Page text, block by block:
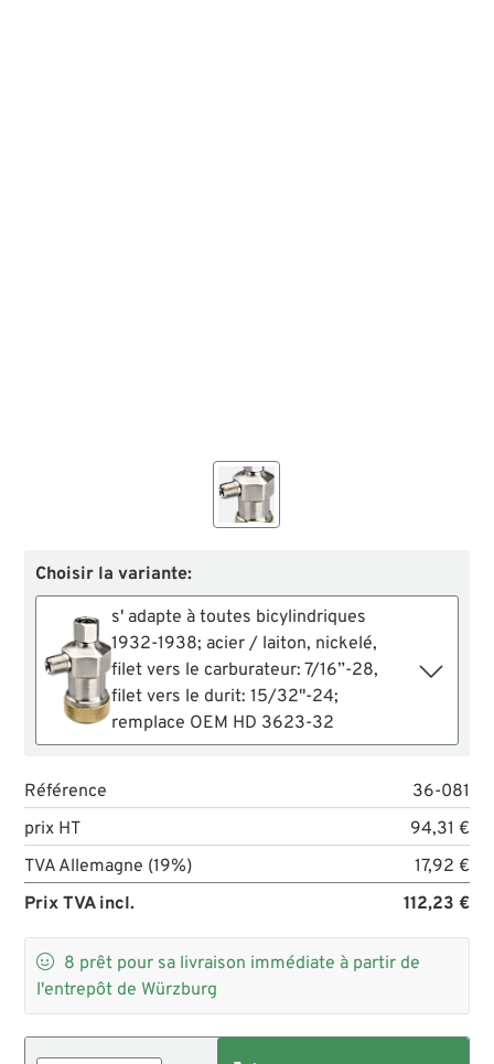
Choisir la variante:
s' adapte à toutes bicylindriques
1932-1938; acier / laiton, nickelé,
filet vers le carburateur: 7/16”-28,
filet vers le durit: 15/32"-24;
remplace OEM HD 3623-32
Référence
36-081
prix HT
94,31 €
TVA Allemagne (19%)
17,92 €
Prix TVA incl.
112,23 €
 8 prêt pour sa livraison immédiate à partir de
l'entrepôt de Würzburg